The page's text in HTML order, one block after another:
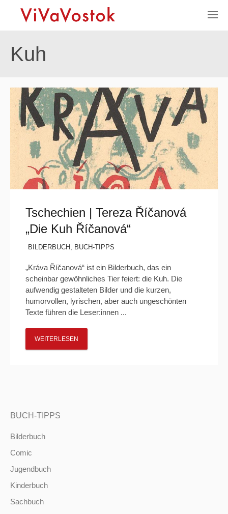
Kuh
Tschechien | Tereza Říčanová
„Die Kuh Říčanová“
BILDERBUCH , BUCH-TIPPS
„Kráva Říčanová“ ist ein Bilderbuch, das ein
scheinbar gewöhnliches Tier feiert: die Kuh. Die
aufwendig gestalteten Bilder und die kurzen,
humorvollen, lyrischen, aber auch ungeschönten
Texte führen die Leser:innen ...
WEITERLESEN
BUCH-TIPPS
Bilderbuch
Comic
Jugendbuch
Kinderbuch
Sachbuch